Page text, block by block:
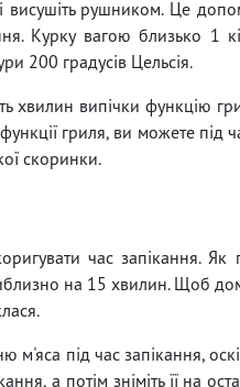
висушіть рушником. Це
Курку вагою близько 1
200 градусів Цельсія.
хвилин випічки функцію
гриля, ви можете під
скоринки.
час запікання.
на 15 хвилин. Щоб
м'яса під час запікання,
а потім зніміть її на